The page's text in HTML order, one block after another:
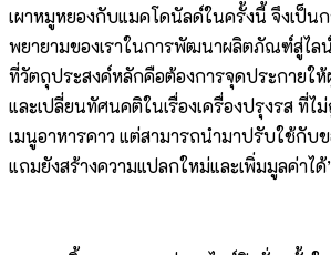
เผาหมูหยองกับแมคโดนัลด์ในครั้งนี้ จึงเป็น
พยายามของเราในการพัฒนาผลิตภัณฑ์สู่ไล
ที่วัตถุประสงค์หลักคือต้องการจุดประกายใ
และเปลี่ยนทัศนคติในเรื่องเครื่องปรุงรส ที่ไ
เมนูอาหารคาว แต่สามารถนำมาปรับใช้กับ
แถมยังสร้างความแปลกใหม่และเพิ่มมูลค่าได้